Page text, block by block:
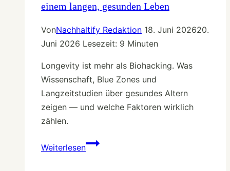
einem langen, gesunden Leben
VonNachhaltify Redaktion 18. Juni 202620.
Juni 2026 Lesezeit: 9 Minuten
Longevity ist mehr als Biohacking. Was
Wissenschaft, Blue Zones und
Langzeitstudien über gesundes Altern
zeigen — und welche Faktoren wirklich
zählen.
WeiterlesenLongevity: